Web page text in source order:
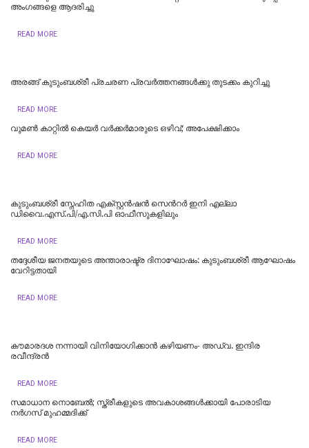
അംഗങ്ങളെ ആദരിച്ചു
READ MORE
അരങ്ങ് കുടുംബശ്രീ പ്രചരണ പ്രവർത്തനങ്ങൾക്കു തുടക്കം കുറിച്ചു
READ MORE
വുമണ്‍ കാറ്റില്‍ കെയര്‍ വര്‍ക്കര്‍മാരുടെ ഒഴിവ്; അപേക്ഷിക്കാം
READ MORE
കുടുംബശ്രീ സ്നേഹിത എക്സ്റ്റന്‍ഷന്‍ സെന്‍റര്‍ ഇനി എല്ലാ
ഡിവൈ.എസ്.പി/എ.സി.പി ഓഫീസുകളിലും
READ MORE
തദ്ദേശീയ ജനതയുടെ അന്താരാഷ്ട്ര ദിനാഘോഷം: കുടുംബശ്രീ ആഘോഷം
വേറിട്ടതായി
READ MORE
കൗമാരദശ നന്നായി വിനിയോഗിക്കാന്‍ കഴിയണം- അഡ്വ. ഇന്ദിര
രവീന്ദ്രൻ
READ MORE
സമാധാന നൊബേൽ; സ്ത്രീകളുടെ അവകാശങ്ങൾക്കായി പോരാടിയ
നർഗസ് മുഹമ്മദിക്ക്
READ MORE